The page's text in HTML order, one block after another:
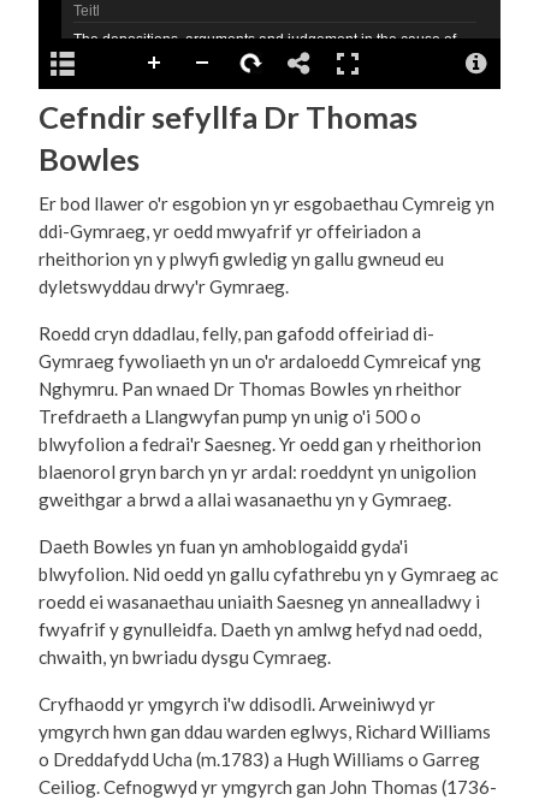
Cefndir sefyllfa Dr Thomas
Bowles
Er bod llawer o'r esgobion yn yr esgobaethau Cymreig yn
ddi-Gymraeg, yr oedd mwyafrif yr offeiriadon a
rheithorion yn y plwyfi gwledig yn gallu gwneud eu
dyletswyddau drwy'r Gymraeg.
Roedd cryn ddadlau, felly, pan gafodd offeiriad di-
Gymraeg fywoliaeth yn un o'r ardaloedd Cymreicaf yng
Nghymru. Pan wnaed Dr Thomas Bowles yn rheithor
Trefdraeth a Llangwyfan pump yn unig o'i 500 o
blwyfolion a fedrai'r Saesneg. Yr oedd gan y rheithorion
blaenorol gryn barch yn yr ardal: roeddynt yn unigolion
gweithgar a brwd a allai wasanaethu yn y Gymraeg.
Daeth Bowles yn fuan yn amhoblogaidd gyda'i
blwyfolion. Nid oedd yn gallu cyfathrebu yn y Gymraeg ac
roedd ei wasanaethau uniaith Saesneg yn annealladwy i
fwyafrif y gynulleidfa. Daeth yn amlwg hefyd nad oedd,
chwaith, yn bwriadu dysgu Cymraeg.
Cryfhaodd yr ymgyrch i'w ddisodli. Arweiniwyd yr
ymgyrch hwn gan ddau warden eglwys, Richard Williams
o Dreddafydd Ucha (m.1783) a Hugh Williams o Garreg
Ceiliog. Cefnogwyd yr ymgyrch gan John Thomas (1736-